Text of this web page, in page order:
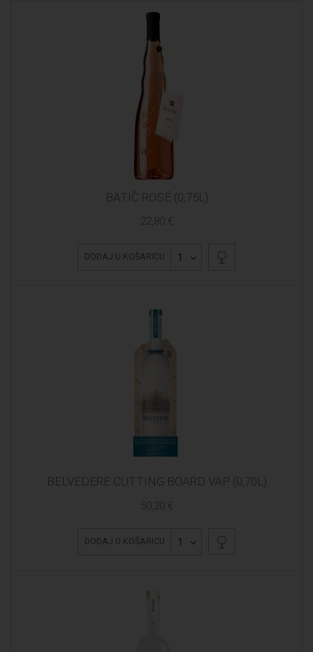
BATIČ ROSÉ (0,75L)
22,80 €
DODAJ U KOŠARICU 1
BELVEDERE CUTTING BOARD VAP (0,70L)
50,20 €
DODAJ U KOŠARICU 1